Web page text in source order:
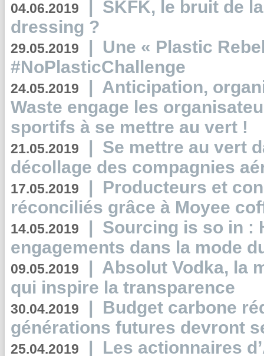
04.06.2019 | SKFK, le bruit de
dressing ?
29.05.2019 | Une « Plastic
#NoPlasticChallenge
24.05.2019 | Anticipation,
Waste engage les
sportifs à se mettre au vert !
21.05.2019 | Se mettre au vert
décollage des compagnies
17.05.2019 | Producteurs et
réconciliés grâce à Moyee
14.05.2019 | Sourcing is so in :
engagements dans la mode
09.05.2019 | Absolut Vodka, la
qui inspire la transparence
30.04.2019 | Budget carbone
générations futures devront
25.04.2019 | Les actionnaires